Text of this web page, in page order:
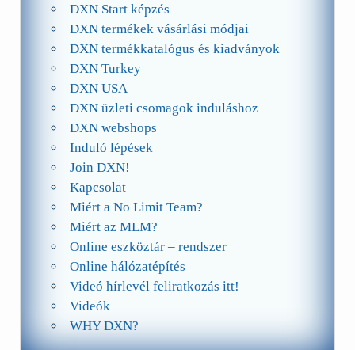
DXN Start képzés
DXN termékek vásárlási módjai
DXN termékkatalógus és kiadványok
DXN Turkey
DXN USA
DXN üzleti csomagok induláshoz
DXN webshops
Induló lépések
Join DXN!
Kapcsolat
Miért a No Limit Team?
Miért az MLM?
Online eszköztár – rendszer
Online hálózatépítés
Videó hírlevél feliratkozás itt!
Videók
WHY DXN?